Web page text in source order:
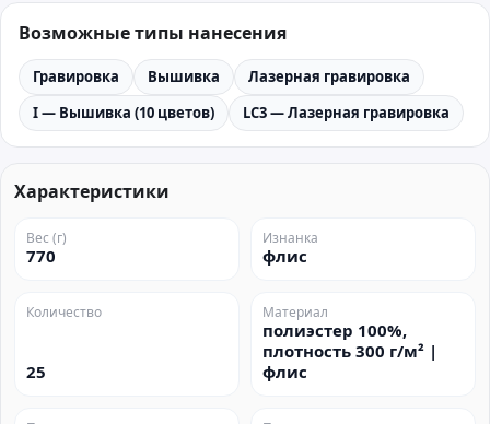
Возможные типы нанесения
Гравировка Вышивка
Лазерная гравировка
I — Вышивка (10 цветов)
LC3 — Лазерная гравировка
Характеристики
Вес (г)
770
Изнанка
флис
Количество
25
Материал
полиэстер 100%,
плотность 300 г/м² |
флис